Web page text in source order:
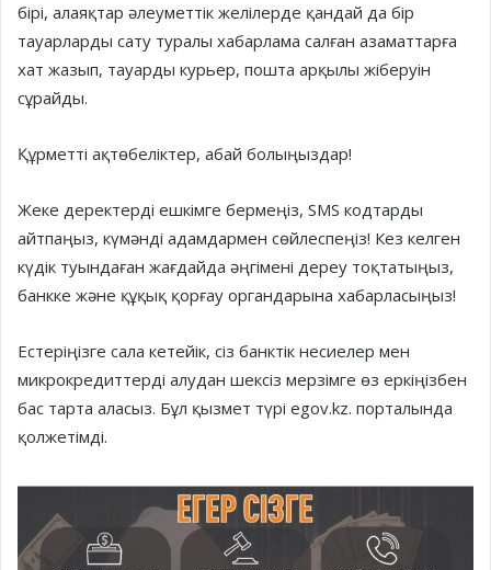
бірі, алаяқтар әлеуметтік желілерде қандай да бір
тауарларды сату туралы хабарлама салған азаматтарға
хат жазып, тауарды курьер, пошта арқылы жіберуін
сұрайды.
Құрметті ақтөбеліктер, абай болыңыздар!
Жеке деректерді ешкімге бермеңіз, SMS кодтарды
айтпаңыз, күмәнді адамдармен сөйлеспеңіз! Кез келген
күдік туындаған жағдайда әңгімені дереу тоқтатыңыз,
банкке және құқық қорғау органдарына хабарласыңыз!
Естеріңізге сала кетейік, сіз банктік несиелер мен
микрокредиттерді алудан шексіз мерзімге өз еркіңізбен
бас тарта аласыз. Бұл қызмет түрі egov.kz. порталында
қолжетімді.